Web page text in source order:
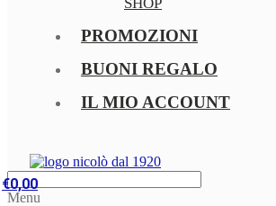
PROMOZIONI
BUONI REGALO
IL MIO ACCOUNT
€0,00
Menu